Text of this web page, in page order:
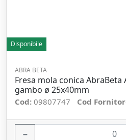
Disponibile
ABRA BETA
Fresa mola conica AbraBeta
gambo ø 25x40mm
Cod: 09807747 Cod
−